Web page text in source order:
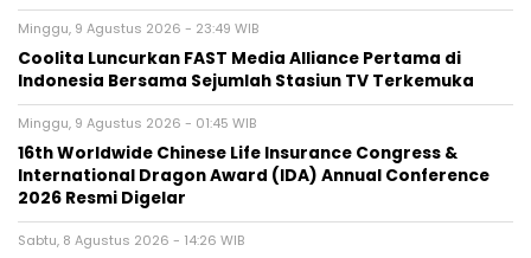
Minggu, 9 Agustus 2026 - 23:49 WIB
Coolita Luncurkan FAST Media Alliance Pertama di
Indonesia Bersama Sejumlah Stasiun TV Terkemuka
Minggu, 9 Agustus 2026 - 01:45 WIB
16th Worldwide Chinese Life Insurance Congress &
International Dragon Award (IDA) Annual Conference
2026 Resmi Digelar
Sabtu, 8 Agustus 2026 - 14:26 WIB